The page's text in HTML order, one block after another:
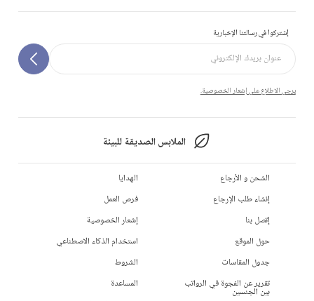
إشتركوا في رسالتنا الإخبارية
يرجى الاطلاع على إشعار الخصوصية.
الملابس الصديقة للبيئة
الشحن و الأرجاع
إنشاء طلب الإرجاع
إتصل بنا
حول الموقع
جدول المقاسات
تقرير عن الفجوة في الرواتب
بين الجنسين
الهدايا
فرص العمل
إشعار الخصوصية
استخدام الذكاء الاصطناعي
الشروط
المساعدة